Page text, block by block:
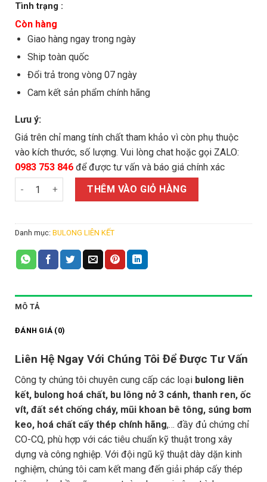
Tình trạng :
Còn hàng
Giao hàng ngay trong ngày
Ship toàn quốc
Đổi trả trong vòng 07 ngày
Cam kết sản phẩm chính hãng
Lưu ý:
Giá trên chỉ mang tính chất tham khảo vì còn phụ thuộc
vào kích thước, số lượng. Vui lòng chat hoặc gọi ZALO:
0983 753 846 để được tư vấn và báo giá chính xác
Bulong lục giác M18x50/8.8 mạ kẽm ren suốt số lượng
THÊM VÀO GIỎ HÀNG
Danh mục: BULONG LIÊN KẾT
MÔ TẢ
ĐÁNH GIÁ (0)
Liên Hệ Ngay Với Chúng Tôi Để Được Tư Vấn
Công ty chúng tôi chuyên cung cấp các loại bulong liên
kết, bulong hoá chất, bu lông nở 3 cánh, thanh ren, ốc
vít, đất sét chống cháy, mũi khoan bê tông, súng bơm
keo, hoá chất cấy thép chính hãng,… đầy đủ chứng chỉ
CO-CQ, phù hợp với các tiêu chuẩn kỹ thuật trong xây
dựng và công nghiệp. Với đội ngũ kỹ thuật dày dặn kinh
nghiệm, chúng tôi cam kết mang đến giải pháp cấy thép